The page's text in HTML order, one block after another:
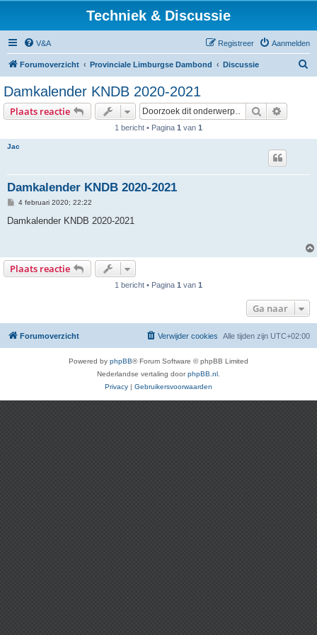
Techniek & Discussie
V&A Aanmelden
Registreer
Forumoverzicht Provinciale Limburgse Dambond Discussie
Damkalender KNDB 2020-2021
Plaats reactie Zoek
1 bericht • Pagina 1 van 1
Jac
Damkalender KNDB 2020-2021
B
r
4 februari 2020; 22:22
Damkalender KNDB 2020-2021
Plaats reactie
1 bericht • Pagina 1 van 1
Ga naar
Forumoverzicht Alle tijden zijn UTC+02:00
Verwijder cookies
Powered by phpBB® Forum Software © phpBB Limited
Nederlandse vertaling doorphpBB.nl
Privacy | Gebruikersvoorwaarden